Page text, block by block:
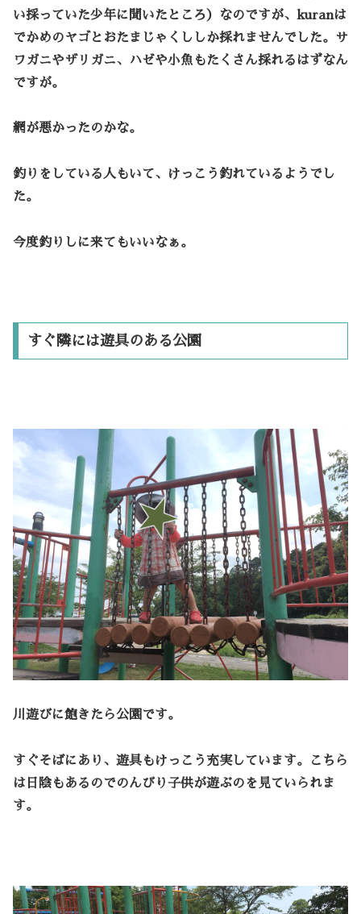
い採っていた少年に聞いたところ）なのですが、kuranは
でかめのヤゴとおたまじゃくししか採れませんでした。サ
ワガニやザリガニ、ハゼや小魚もたくさん採れるはずなん
ですが。
網が悪かったのかな。
釣りをしている人もいて、けっこう釣れているようでし
た。
今度釣りしに来てもいいなぁ。
すぐ隣には遊具のある公園
川遊びに飽きたら公園です。
すぐそばにあり、遊具もけっこう充実しています。こちら
は日陰もあるのでのんびり子供が遊ぶのを見ていられま
す。